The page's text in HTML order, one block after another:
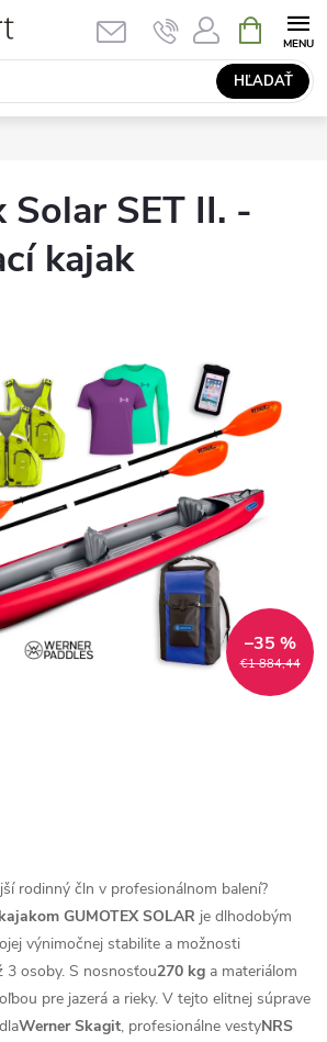
HĽADAŤ
KOŠÍK
Solar SET II. -
kajak
€1 884,44
–35 %
rodinný čln v profesionálnom balení?
GUMOTEX SOLAR je dlhodobým
výnimočnej stabilite a možnosti
3 osoby. S nosnosťou270 kg a materiálom
pre jazerá a rieky. V tejto elitnej súprave
Werner Skagit, profesionálne vestyNRS